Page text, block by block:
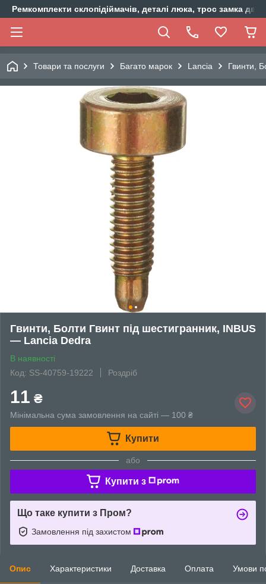
Ремкомплекти склопідіймачів, деталі люка, трос замка
Товари та послуги Багато марок Lancia Гвинти,
Гвинти, Болти Гвинт під шестигранник, INBUS
— Lancia Dedra
В наявності
Код: SS-40759-19222
Роздріб
11 ₴
Мінімальна сума замовлення на сайті — 100 ₴
Купити
або
Купити з
Що таке купити з Пром?
Замовлення під захистом
Опис Характеристики Доставка Оплата Умови